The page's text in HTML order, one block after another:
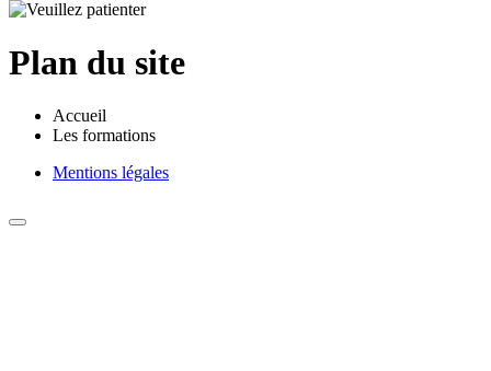
Plan du site
Accueil
Les formations
Mentions légales